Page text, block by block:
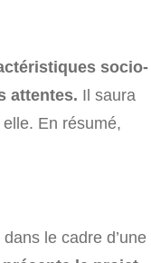
socio-
attentes. Il saura
En résumé,
le cadre d’une